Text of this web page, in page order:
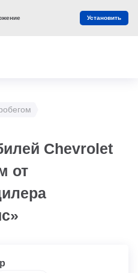
Chevrolet
от
Установить